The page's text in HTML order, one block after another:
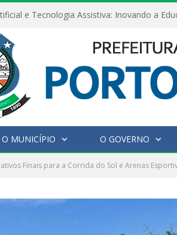
O MUNICÍPIO O GOVERNO
Finais para a Corrida do Sol e Arenas